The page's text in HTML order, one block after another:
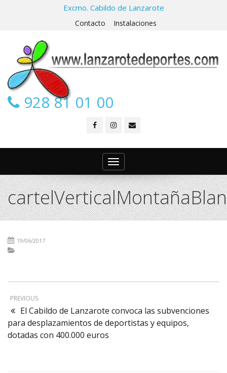
Excmo. Cabildo de Lanzarote
Contacto Instalaciones
928 81 01 00
Toggle
navigation
19/06/2017
PREVIOUS
El Cabildo de Lanzarote convoca las subvenciones
para desplazamientos de deportistas y equipos,
dotadas con 400.000 euros